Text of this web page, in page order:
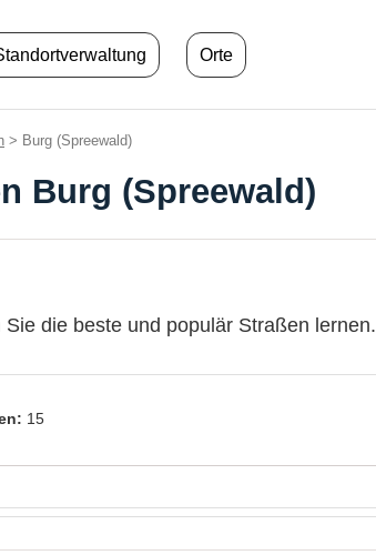
Orte
> Burg (Spreewald)
Burg (Spreewald)
die beste und populär Straßen lernen.
15